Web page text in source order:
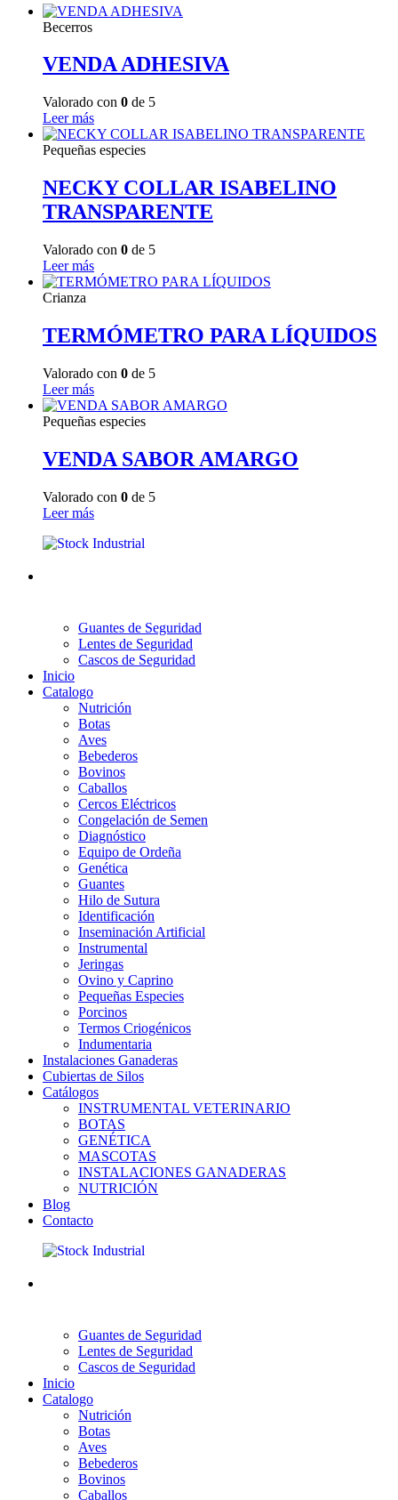
Becerros
VENDA ADHESIVA
Valorado con 0 de 5
Leer más
Pequeñas especies
NECKY COLLAR ISABELINO
TRANSPARENTE
Valorado con 0 de 5
Leer más
Crianza
TERMÓMETRO PARA LÍQUIDOS
Valorado con 0 de 5
Leer más
Pequeñas especies
VENDA SABOR AMARGO
Valorado con 0 de 5
Leer más
Guantes de Seguridad
Lentes de Seguridad
Cascos de Seguridad
Inicio
Catalogo
Nutrición
Botas
Aves
Bebederos
Bovinos
Caballos
Cercos Eléctricos
Congelación de Semen
Diagnóstico
Equipo de Ordeña
Genética
Guantes
Hilo de Sutura
Identificación
Inseminación Artificial
Instrumental
Jeringas
Ovino y Caprino
Pequeñas Especies
Porcinos
Termos Criogénicos
Indumentaria
Instalaciones Ganaderas
Cubiertas de Silos
Catálogos
INSTRUMENTAL VETERINARIO
BOTAS
GENÉTICA
MASCOTAS
INSTALACIONES GANADERAS
NUTRICIÓN
Blog
Contacto
Guantes de Seguridad
Lentes de Seguridad
Cascos de Seguridad
Inicio
Catalogo
Nutrición
Botas
Aves
Bebederos
Bovinos
Caballos